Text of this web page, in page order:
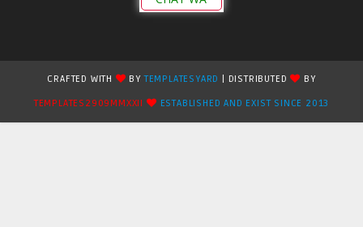
CRAFTED WITH BYTEMPLATESYARD | DISTRIBUTED
BY
TEMPLATES2909MMXXII
ESTABLISHED AND EXIST SINCE 2013